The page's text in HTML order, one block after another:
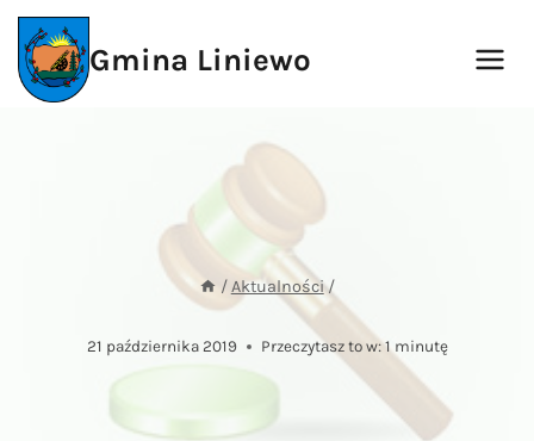
Przejdź
treści
Gmina Liniewo
/Aktualności/
21 października 2019 Przeczytasz to w:1 minutę